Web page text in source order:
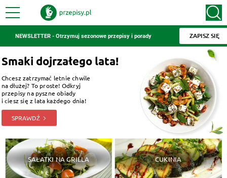
NEWSLETTER - Otrzymuj sezonowe przepisy i porady ZAPISZ SIĘ
Smaki dojrzałego lata!
Chcesz zatrzymać letnie chwile
na dłużej? To proste! Odkryj
przepisy na pyszne obiady
i ciesz się z lata każdego dnia!
SPRAWDŹ
SAŁATKI NA GRILLA CUKINIA